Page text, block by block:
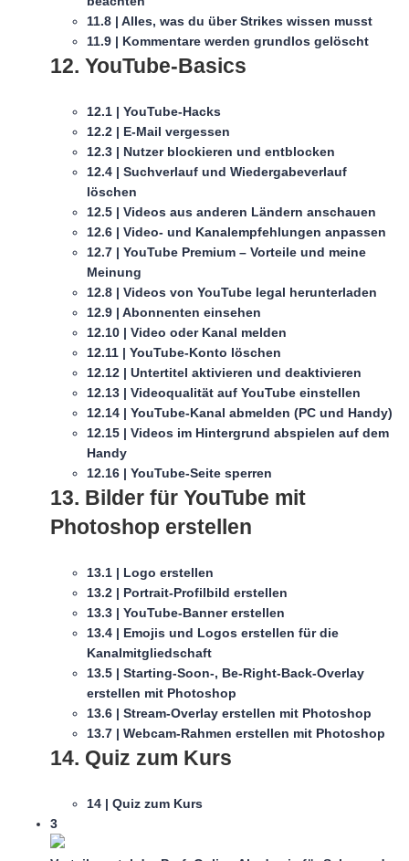
11.8 | Alles, was du über Strikes wissen musst
11.9 | Kommentare werden grundlos gelöscht
12. YouTube-Basics
12.1 | YouTube-Hacks
12.2 | E-Mail vergessen
12.3 | Nutzer blockieren und entblocken
12.4 | Suchverlauf und Wiedergabeverlauf
löschen
12.5 | Videos aus anderen Ländern anschauen
12.6 | Video- und Kanalempfehlungen anpassen
12.7 | YouTube Premium – Vorteile und meine
Meinung
12.8 | Videos von YouTube legal herunterladen
12.9 | Abonnenten einsehen
12.10 | Video oder Kanal melden
12.11 | YouTube-Konto löschen
12.12 | Untertitel aktivieren und deaktivieren
12.13 | Videoqualität auf YouTube einstellen
12.14 | YouTube-Kanal abmelden (PC und Handy)
12.15 | Videos im Hintergrund abspielen auf dem
Handy
12.16 | YouTube-Seite sperren
13. Bilder für YouTube mit
Photoshop erstellen
13.1 | Logo erstellen
13.2 | Portrait-Profilbild erstellen
13.3 | YouTube-Banner erstellen
13.4 | Emojis und Logos erstellen für die
Kanalmitgliedschaft
13.5 | Starting-Soon-, Be-Right-Back-Overlay
erstellen mit Photoshop
13.6 | Stream-Overlay erstellen mit Photoshop
13.7 | Webcam-Rahmen erstellen mit Photoshop
14. Quiz zum Kurs
14 | Quiz zum Kurs
3